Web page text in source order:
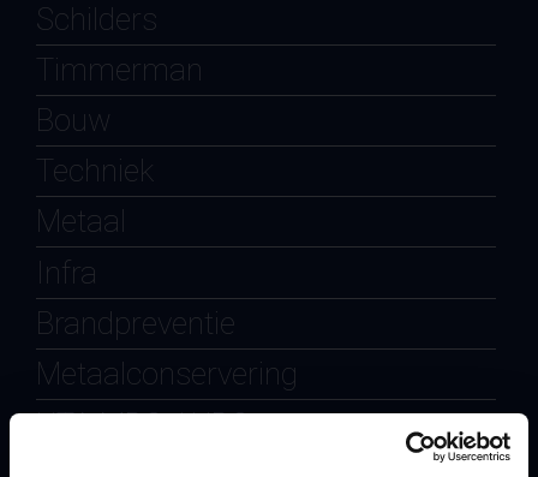
Schilders
Timmerman
Bouw
Techniek
Metaal
Infra
Brandpreventie
Metaalconservering
UTA MBO / HBO